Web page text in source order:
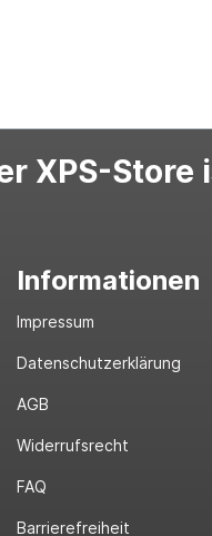
XPS-
Informationen
Impressum
Datenschutzerklärung
AGB
Widerrufsrecht
FAQ
Barrierefreiheit